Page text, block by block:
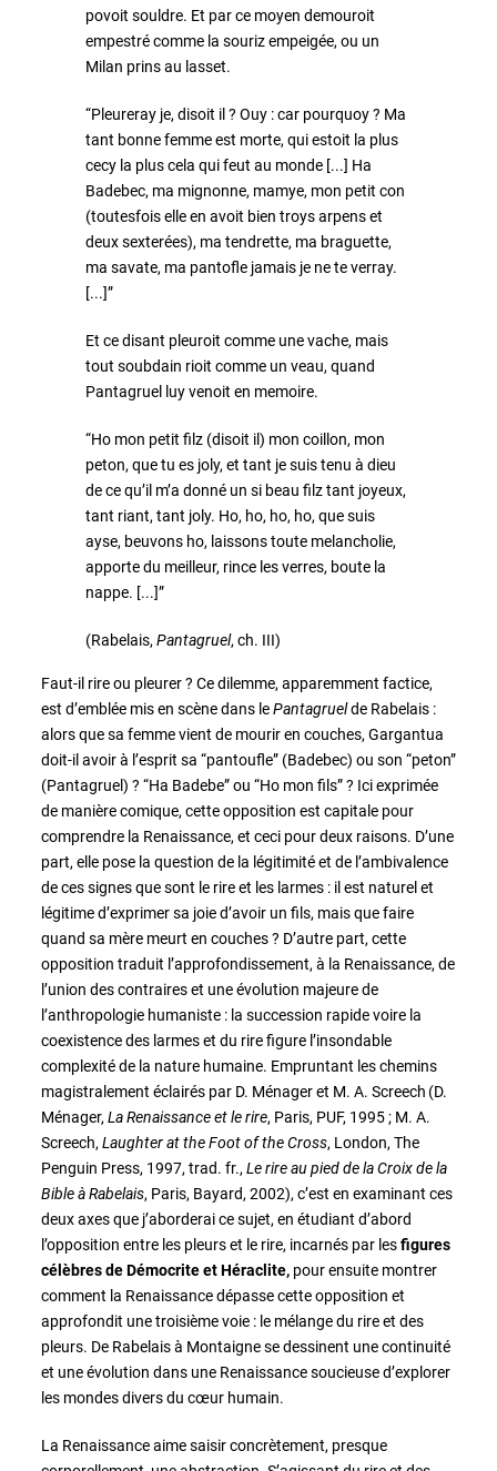
povoit souldre. Et par ce moyen demouroit
empestré comme la souriz empeigée, ou un
Milan prins au lasset.
“Pleureray je, disoit il ? Ouy : car pourquoy ? Ma
tant bonne femme est morte, qui estoit la plus
cecy la plus cela qui feut au monde [...] Ha
Badebec, ma mignonne, mamye, mon petit con
(toutesfois elle en avoit bien troys arpens et
deux sexterées), ma tendrette, ma braguette,
ma savate, ma pantofle jamais je ne te verray.
[...]”
Et ce disant pleuroit comme une vache, mais
tout soubdain rioit comme un veau, quand
Pantagruel luy venoit en memoire.
“Ho mon petit filz (disoit il) mon coillon, mon
peton, que tu es joly, et tant je suis tenu à dieu
de ce qu’il m’a donné un si beau filz tant joyeux,
tant riant, tant joly. Ho, ho, ho, ho, que suis
ayse, beuvons ho, laissons toute melancholie,
apporte du meilleur, rince les verres, boute la
nappe. [...]”
(Rabelais, Pantagruel, ch. III)
Faut-il rire ou pleurer ? Ce dilemme, apparemment factice,
est d’emblée mis en scène dans lePantagruelde Rabelais :
alors que sa femme vient de mourir en couches, Gargantua
doit-il avoir à l’esprit sa “pantoufle” (Badebec) ou son “peton”
(Pantagruel) ? “Ha Badebe” ou “Ho mon fils” ? Ici exprimée
de manière comique, cette opposition est capitale pour
comprendre la Renaissance, et ceci pour deux raisons. D’une
part, elle pose la question de la légitimité et de l’ambivalence
de ces signes que sont le rire et les larmes : il est naturel et
légitime d’exprimer sa joie d’avoir un fils, mais que faire
quand sa mère meurt en couches ? D’autre part, cette
opposition traduit l’approfondissement, à la Renaissance, de
l’union des contraires et une évolution majeure de
l’anthropologie humaniste : la succession rapide voire la
coexistence des larmes et du rire figure l’insondable
complexité de la nature humaine. Empruntant les chemins
magistralement éclairés par D. Ménager et M. A. Screech (D.
Ménager, La Renaissance et le rire, Paris, PUF, 1995 ; M. A.
Screech, Laughter at the Foot of the Cross, London, The
Penguin Press, 1997, trad. fr., Le rire au pied de la Croix de la
Bible à Rabelais, Paris, Bayard, 2002), c’est en examinant ces
deux axes que j’aborderai ce sujet, en étudiant d’abord
l’opposition entre les pleurs et le rire, incarnés par lesfigures
célèbres de Démocrite et Héraclite, pour ensuite montrer
comment la Renaissance dépasse cette opposition et
approfondit une troisième voie : le mélange du rire et des
pleurs. De Rabelais à Montaigne se dessinent une continuité
et une évolution dans une Renaissance soucieuse d’explorer
les mondes divers du cœur humain.
La Renaissance aime saisir concrètement, presque